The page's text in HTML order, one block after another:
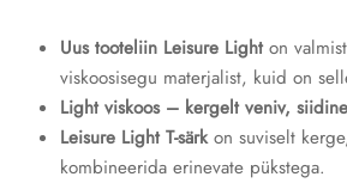
Uus tooteliin Leisure Lighton
viskoosisegu materjalist, kuid on
Light viskoos – kergelt veniv,
Leisure Light T-särkon suviselt
kombineerida erinevate pükstega.